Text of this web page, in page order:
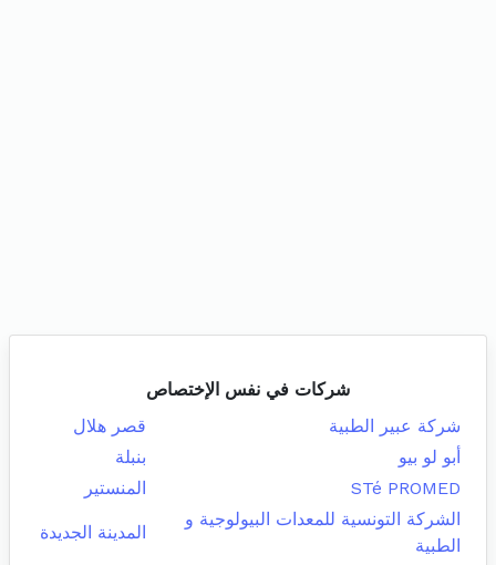
شركات في نفس الإختصاص
شركة عبير الطبية
قصر هلال
أبو لو بيو
بنبلة
STé PROMED
المنستير
الشركة التونسية للمعدات البيولوجية و
الطبية
المدينة الجديدة